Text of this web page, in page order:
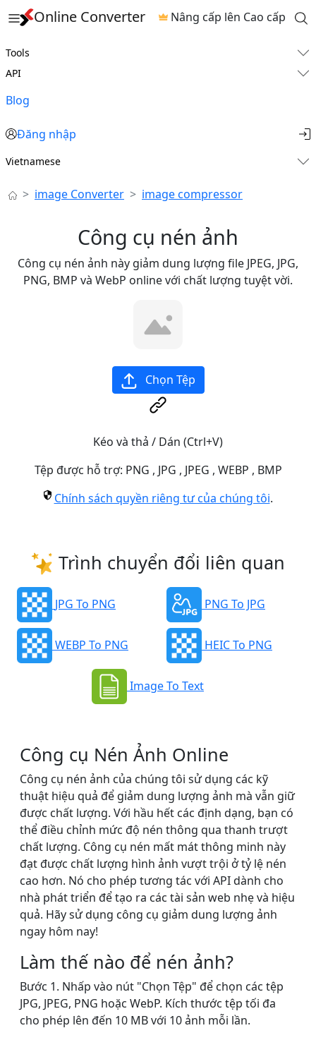
Online Converter Nâng cấp lên Cao cấp
Tools
API
Blog
Đăng nhập
Vietnamese
image Converter image compressor
Công cụ nén ảnh
Công cụ nén ảnh này giảm dung lượng file JPEG, JPG,
PNG, BMP và WebP online với chất lượng tuyệt vời.
Chọn Tệp
Kéo và thả / Dán (Ctrl+V)
Tệp được hỗ trợ: PNG , JPG , JPEG , WEBP , BMP
Chính sách quyền riêng tư của chúng tôi.
Trình chuyển đổi liên quan
JPG To PNG PNG To JPG
WEBP To PNG HEIC To PNG
Image To Text
Công cụ Nén Ảnh Online
Công cụ nén ảnh của chúng tôi sử dụng các kỹ
thuật hiệu quả để giảm dung lượng ảnh mà vẫn giữ
được chất lượng. Với hầu hết các định dạng, bạn có
thể điều chỉnh mức độ nén thông qua thanh trượt
chất lượng. Công cụ nén mất mát thông minh này
đạt được chất lượng hình ảnh vượt trội ở tỷ lệ nén
cao hơn. Nó cho phép tương tác với API dành cho
nhà phát triển để tạo ra các tài sản web nhẹ và hiệu
quả. Hãy sử dụng công cụ giảm dung lượng ảnh
ngay hôm nay!
Làm thế nào để nén ảnh?
Bước 1. Nhấp vào nút "Chọn Tệp" để chọn các tệp
JPG, JPEG, PNG hoặc WebP. Kích thước tệp tối đa
cho phép lên đến 10 MB với 10 ảnh mỗi lần.